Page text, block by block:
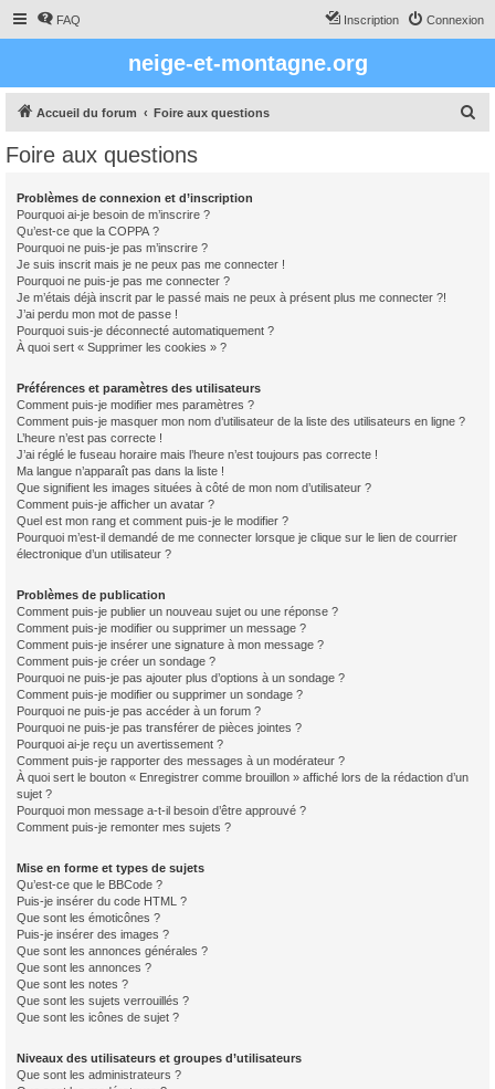
FAQ Connexion
Inscription
neige-et-montagne.org
Accueil du forum Foire aux questions
Foire aux questions
Problèmes de connexion et d’inscription
Pourquoi ai-je besoin de m’inscrire ?
Qu’est-ce que la COPPA ?
Pourquoi ne puis-je pas m’inscrire ?
Je suis inscrit mais je ne peux pas me connecter !
Pourquoi ne puis-je pas me connecter ?
Je m’étais déjà inscrit par le passé mais ne peux à présent plus me connecter ?!
J’ai perdu mon mot de passe !
Pourquoi suis-je déconnecté automatiquement ?
À quoi sert « Supprimer les cookies » ?
Préférences et paramètres des utilisateurs
Comment puis-je modifier mes paramètres ?
Comment puis-je masquer mon nom d’utilisateur de la liste des utilisateurs en ligne ?
L’heure n’est pas correcte !
J’ai réglé le fuseau horaire mais l’heure n’est toujours pas correcte !
Ma langue n’apparaît pas dans la liste !
Que signifient les images situées à côté de mon nom d’utilisateur ?
Comment puis-je afficher un avatar ?
Quel est mon rang et comment puis-je le modifier ?
Pourquoi m’est-il demandé de me connecter lorsque je clique sur le lien de courrier
électronique d’un utilisateur ?
Problèmes de publication
Comment puis-je publier un nouveau sujet ou une réponse ?
Comment puis-je modifier ou supprimer un message ?
Comment puis-je insérer une signature à mon message ?
Comment puis-je créer un sondage ?
Pourquoi ne puis-je pas ajouter plus d’options à un sondage ?
Comment puis-je modifier ou supprimer un sondage ?
Pourquoi ne puis-je pas accéder à un forum ?
Pourquoi ne puis-je pas transférer de pièces jointes ?
Pourquoi ai-je reçu un avertissement ?
Comment puis-je rapporter des messages à un modérateur ?
À quoi sert le bouton « Enregistrer comme brouillon » affiché lors de la rédaction d’un
sujet ?
Pourquoi mon message a-t-il besoin d’être approuvé ?
Comment puis-je remonter mes sujets ?
Mise en forme et types de sujets
Qu’est-ce que le BBCode ?
Puis-je insérer du code HTML ?
Que sont les émoticônes ?
Puis-je insérer des images ?
Que sont les annonces générales ?
Que sont les annonces ?
Que sont les notes ?
Que sont les sujets verrouillés ?
Que sont les icônes de sujet ?
Niveaux des utilisateurs et groupes d’utilisateurs
Que sont les administrateurs ?